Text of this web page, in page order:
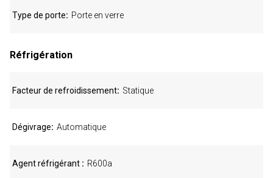
Type de porte Porte en verre
Réfrigération
Facteur de refroidissement Statique
Dégivrage Automatique
Agent réfrigérant R600a